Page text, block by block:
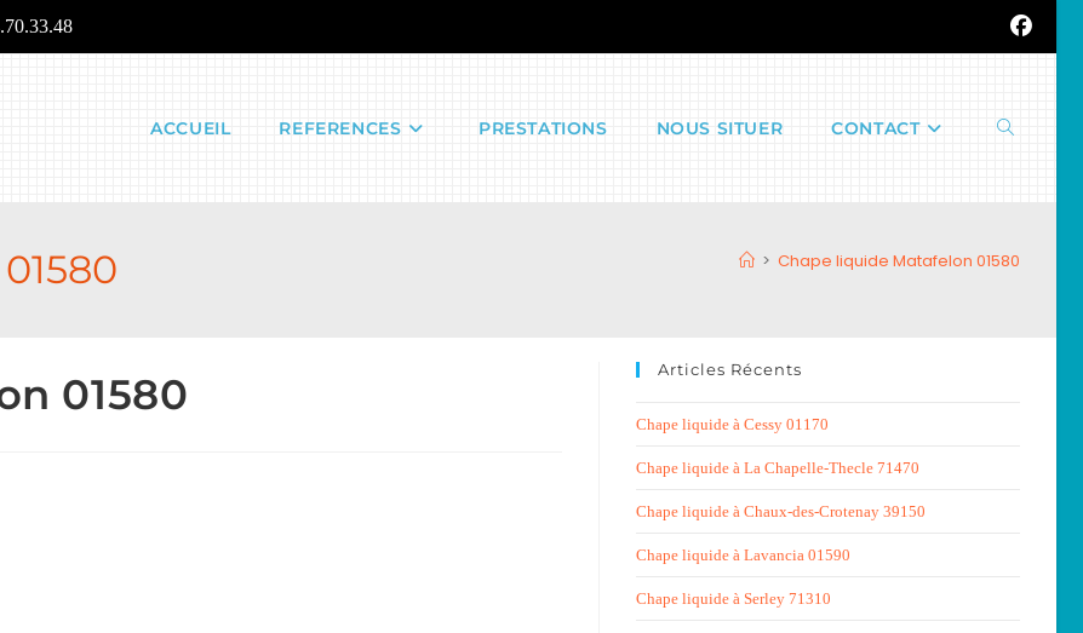
ACCUEIL REFERENCES PRESTATIONS NOUS SITUER CONTACT Toggle
> Chape liquide Matafelon 01580
01580 Articles Récents
Chape liquide à Cessy 01170
Chape liquide à La Chapelle-Thecle 71470
Chape liquide à Chaux-des-Crotenay 39150
Chape liquide à Lavancia 01590
Chape liquide à Serley 71310